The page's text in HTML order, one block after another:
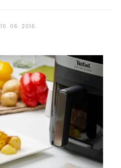
10. 06. 2016.